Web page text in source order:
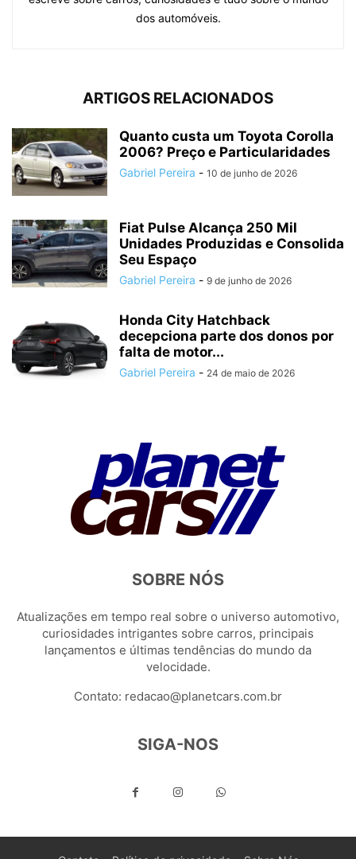
dos automóveis.
ARTIGOS RELACIONADOS
Quanto custa um Toyota Corolla
2006? Preço e Particularidades
Gabriel Pereira - 10 de junho de 2026
Fiat Pulse Alcança 250 Mil
Unidades Produzidas e Consolida
Seu Espaço
Gabriel Pereira - 9 de junho de 2026
Honda City Hatchback
decepciona parte dos donos por
falta de motor...
Gabriel Pereira - 24 de maio de 2026
SOBRE NÓS
Atualizações em tempo real sobre o universo automotivo,
curiosidades intrigantes sobre carros, principais
lançamentos e últimas tendências do mundo da
velocidade.
Contato: redacao@planetcars.com.br
SIGA-NOS